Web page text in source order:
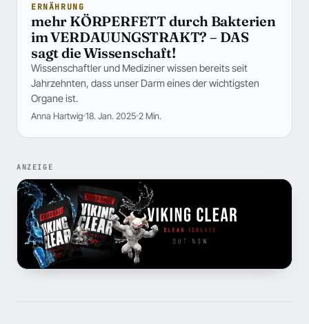
ERNÄHRUNG
mehr KÖRPERFETT durch Bakterien
im VERDAUUNGSTRAKT? – DAS
sagt die Wissenschaft!
Wissenschaftler und Mediziner wissen bereits seit
Jahrzehnten, dass unser Darm eines der wichtigsten
Organe ist.
Anna Hartwig 18. Jan. 2025 2 Min.
ANZEIGE